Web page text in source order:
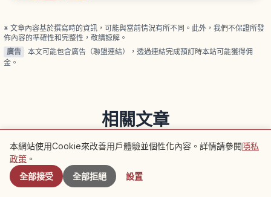
※ 文章內容基於撰寫時的資訊，可能與當前情況有所不同。此外，我們不保證所發
佈內容的準確性和完整性，敬請諒解。
廣告
本文可能包含廣告（聯盟連結），透過連結完成預訂時本站可能獲得佣
金。
相關文章
查看同類別的更多文章
大阪府
附近景點
本網站使用Cookie來改善用戶體驗並個性化內容。詳情請參閱隱私
政策 。
全部接受
全部拒絕 設置